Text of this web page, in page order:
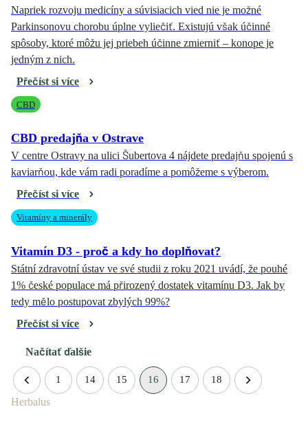
Napriek rozvoju medicíny a súvisiacich vied nie je možné
Parkinsonovu chorobu úplne vyliečiť. Existujú však účinné
spôsoby, ktoré môžu jej priebeh účinne zmierniť – konope je
jedným z nich.
Přečíst si více
CBD
CBD predajňa v Ostrave
V centre Ostravy na ulici Šubertova 4 nájdete predajňu spojenú s
kaviarňou, kde vám radi poradíme a pomôžeme s výberom.
Přečíst si více
Vitamíny a minerály
Vitamín D3 - proč a kdy ho doplňovat?
Státní zdravotní ústav ve své studii z roku 2021 uvádí, že pouhé
1% české populace má přirozený dostatek vitamínu D3. Jak by
tedy mělo postupovat zbylých 99%?
Přečíst si více
Načítať ďalšie
1 14 15 16 17 18
Herbalus